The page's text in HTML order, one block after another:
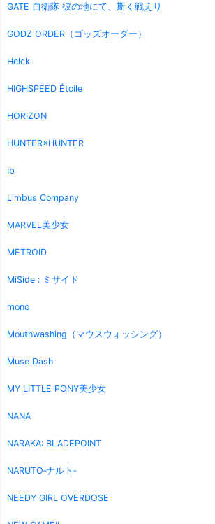
GATE 自衛隊 彼の地にて、斯く戦えり
GODZ ORDER（ゴッズオーダー）
Helck
HIGHSPEED Étoile
HORIZON
HUNTER×HUNTER
Ib
Limbus Company
MARVEL美少女
METROID
MiSide : ミサイド
mono
Mouthwashing（マウスウォッシング）
Muse Dash
MY LITTLE PONY美少女
NANA
NARAKA: BLADEPOINT
NARUTO‐ナルト‐
NEEDY GIRL OVERDOSE